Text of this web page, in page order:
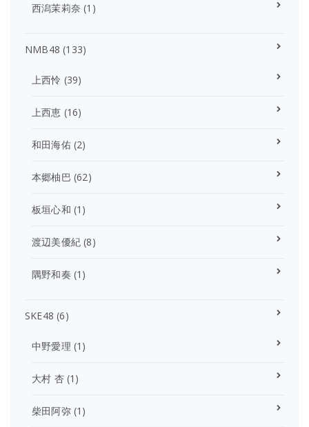
西潟茉莉奈 (1)
NMB48 (133)
上西怜 (39)
上西恵 (16)
和田海佑(2)
本郷柚巴 (62)
板垣心和 (1)
渡辺美優紀 (8)
隅野和奏 (1)
SKE48 (6)
中野愛理 (1)
大村 杏(1)
柴田阿弥(1)